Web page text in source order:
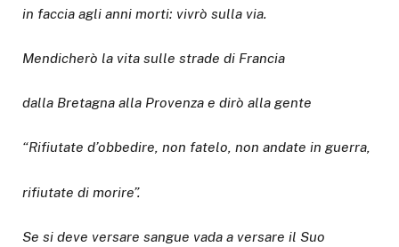
in faccia agli anni morti: vivrò sulla via.
Mendicherò la vita sulle strade di Francia
dalla Bretagna alla Provenza e dirò alla gente
“Rifiutate d’obbedire, non fatelo, non andate in guerra,
rifiutate di morire”.
Se si deve versare sangue vada a versare il Suo